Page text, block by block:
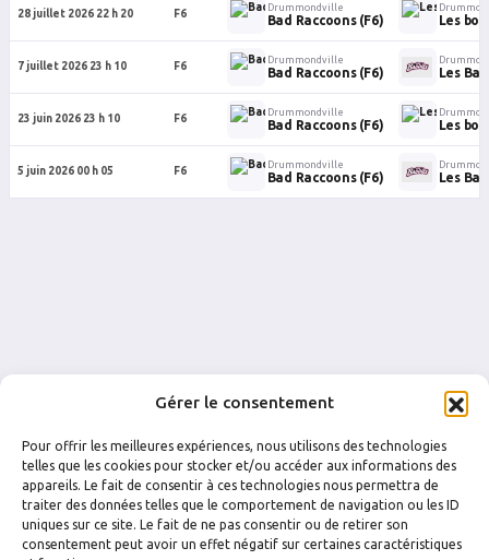
Gérer le consentement
Pour offrir les meilleures expériences, nous utilisons des technologies
telles que les cookies pour stocker et/ou accéder aux informations des
appareils. Le fait de consentir à ces technologies nous permettra de
traiter des données telles que le comportement de navigation ou les ID
uniques sur ce site. Le fait de ne pas consentir ou de retirer son
consentement peut avoir un effet négatif sur certaines caractéristiques
28 juillet 2026 22 h 20 F6
Drummondville
Bad Raccoons (F6) Les
7 juillet 2026 23 h 10 F6
Drummondville
Bad Raccoons (F6) Les
23 juin 2026 23 h 10 F6
Drummondville
Bad Raccoons (F6) Les
5 juin 2026 00 h 05 F6
Drummondville
Bad Raccoons (F6) Les
FACEBOOK INSTAGRAM